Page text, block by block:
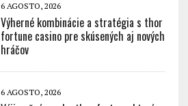
6 AGOSTO, 2026
Výherné kombinácie a stratégia s thor
fortune casino pre skúsených aj nových
hráčov
6 AGOSTO, 2026